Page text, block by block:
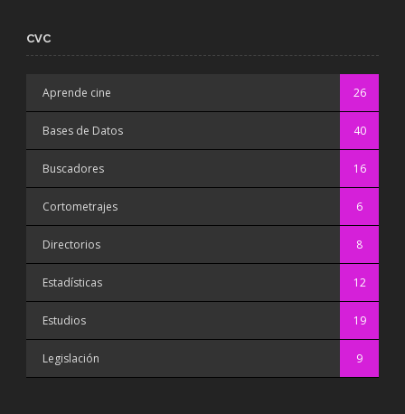
CVC
Aprende cine 26
Bases de Datos 40
Buscadores 16
Cortometrajes 6
Directorios 8
Estadísticas 12
Estudios 19
Legislación 9